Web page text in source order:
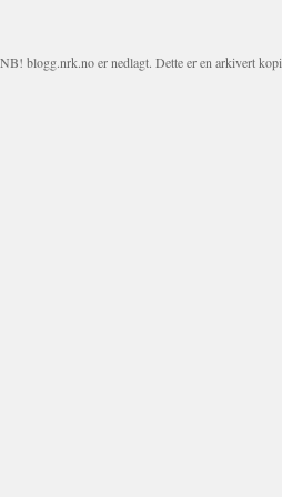
NB! blogg.nrk.no er nedlagt. Dette er en arkivert kopi